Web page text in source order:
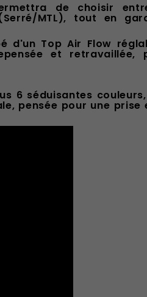
de choisir
MTL), tout en
d'un Top Air Flow
et retravaillée,
6 séduisantes
pensée pour une prise